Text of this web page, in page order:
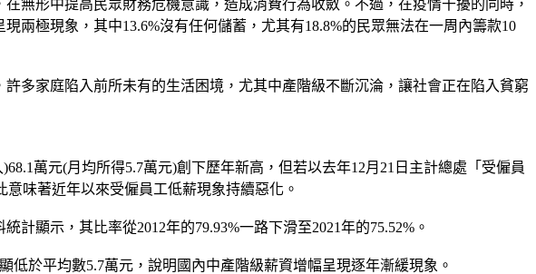
無形中提高民眾財務危機意識，造成消費行為收斂。不過，在疫情干擾的同時，
兩極現象，其中13.6%沒有任何儲蓄，尤其有18.8%的民眾無法在一周內籌款10
多家庭陷入前所未有的生活困境，尤其中產階級不斷沉淪，讓社會正在陷入貧窮
萬元(月均所得5.7萬元)創下歷年新高，但若以去年12月21日主計總處「受僱員
意味著近年以來受僱員工低薪現象持續惡化。
顯示，其比率從2012年的79.93%一路下滑至2021年的75.52%。
低於平均數5.7萬元，說明國內中產階級薪資增幅呈現逐年漸緩現象。